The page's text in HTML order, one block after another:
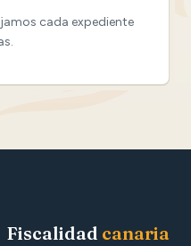
cada expediente
Fiscalidad canaria